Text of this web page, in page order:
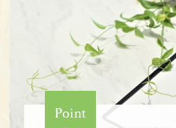
Point